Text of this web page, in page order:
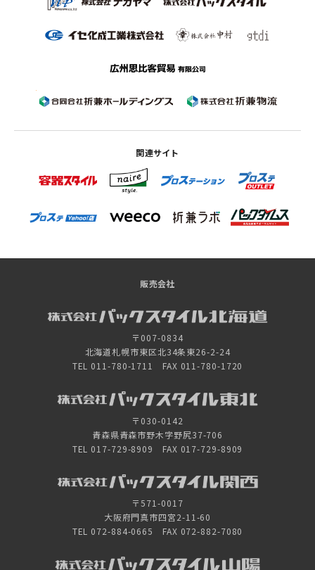
関連サイト
販売会社
〒007-0834
北海道札幌市東区北34条東26-2-24
TEL 011-780-1711 FAX 011-780-1720
〒030-0142
青森県青森市野木字野尻37-706
TEL 017-729-8909 FAX 017-729-8909
〒571-0017
大阪府門真市四宮2-11-60
TEL 072-884-0665 FAX 072-882-7080